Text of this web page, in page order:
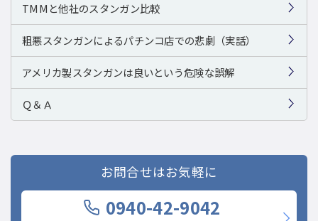
TMMと他社のスタンガン比較
粗悪スタンガンによるパチンコ店での悲劇（実話）
アメリカ製スタンガンは良いという危険な誤解
Ｑ＆Ａ
お問合せはお気軽に
0940-42-9042